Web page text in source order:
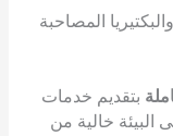
المصاحبة
بتقديم خدمات
خالية من